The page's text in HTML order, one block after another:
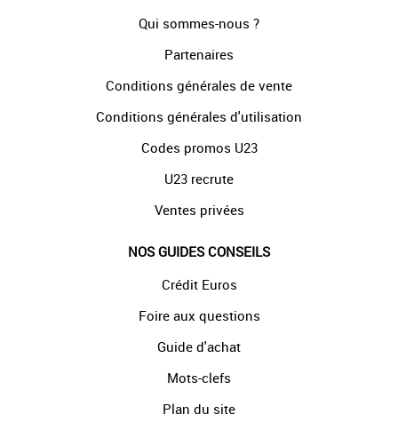
Qui sommes-nous ?
Partenaires
Conditions générales de vente
Conditions générales d'utilisation
Codes promos U23
U23 recrute
Ventes privées
NOS GUIDES CONSEILS
Crédit Euros
Foire aux questions
Guide d'achat
Mots-clefs
Plan du site